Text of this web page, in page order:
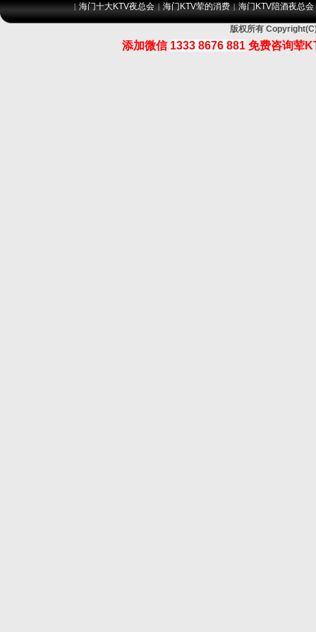
|海门十大KTV夜总会 |海门KTV荤的消费 |海门KTV陪酒夜总会
版权所有
添加微信 1333 8676 881 免费咨询荤